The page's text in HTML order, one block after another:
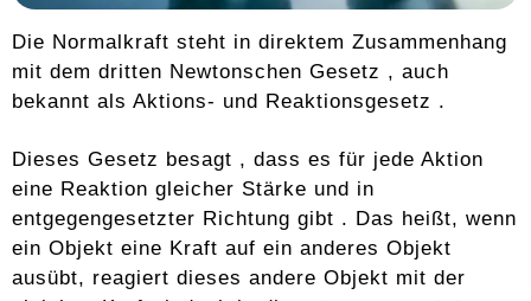
Die Normalkraft steht in direktem Zusammenhang
mit dem dritten Newtonschen Gesetz , auch
bekannt als Aktions- und Reaktionsgesetz .
Dieses Gesetz besagt , dass es für jede Aktion
eine Reaktion gleicher Stärke und in
entgegengesetzter Richtung gibt . Das heißt, wenn
ein Objekt eine Kraft auf ein anderes Objekt
ausübt, reagiert dieses andere Objekt mit der